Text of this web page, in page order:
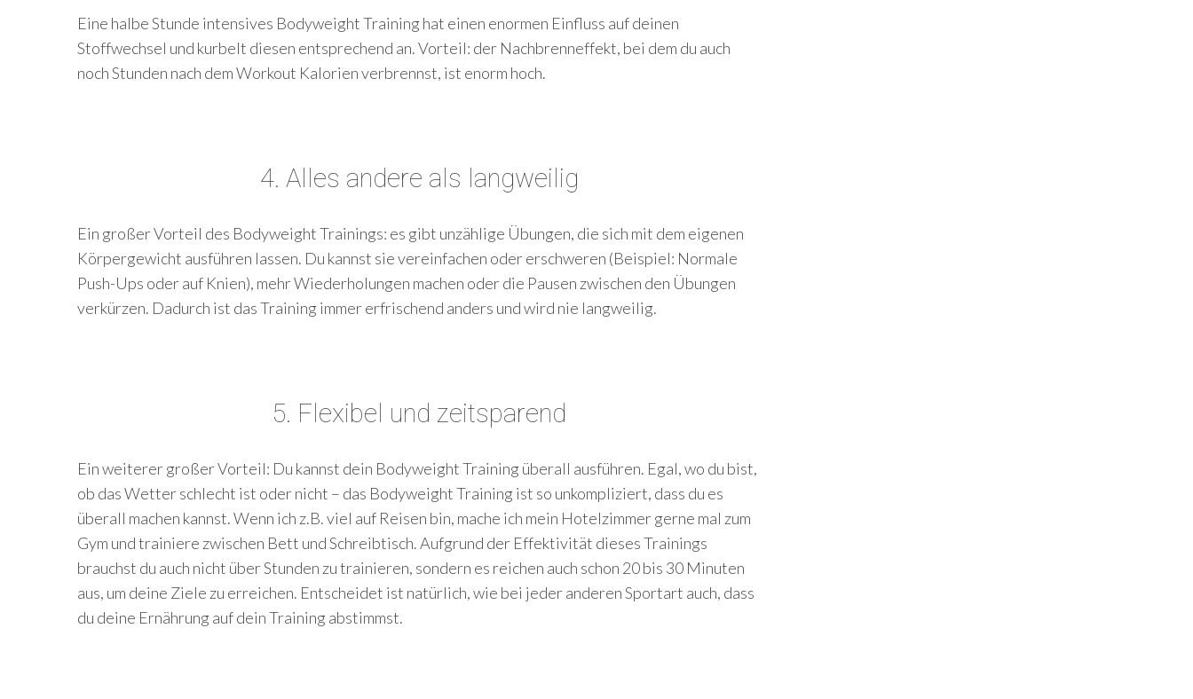
Eine halbe Stunde intensives Bodyweight Training hat einen enormen Einfluss auf deinen
Stoffwechsel und kurbelt diesen entsprechend an. Vorteil: der Nachbrenneffekt, bei dem du auch
noch Stunden nach dem Workout Kalorien verbrennst, ist enorm hoch.
4. Alles andere als langweilig
Ein großer Vorteil des Bodyweight Trainings: es gibt unzählige Übungen, die sich mit dem eigenen
Körpergewicht ausführen lassen. Du kannst sie vereinfachen oder erschweren (Beispiel: Normale
Push-Ups oder auf Knien), mehr Wiederholungen machen oder die Pausen zwischen den Übungen
verkürzen. Dadurch ist das Training immer erfrischend anders und wird nie langweilig.
5. Flexibel und zeitsparend
Ein weiterer großer Vorteil: Du kannst dein Bodyweight Training überall ausführen. Egal, wo du bist,
ob das Wetter schlecht ist oder nicht – das Bodyweight Training ist so unkompliziert, dass du es
überall machen kannst. Wenn ich z.B. viel auf Reisen bin, mache ich mein Hotelzimmer gerne mal zum
Gym und trainiere zwischen Bett und Schreibtisch. Aufgrund der Effektivität dieses Trainings
brauchst du auch nicht über Stunden zu trainieren, sondern es reichen auch schon 20 bis 30 Minuten
aus, um deine Ziele zu erreichen. Entscheidet ist natürlich, wie bei jeder anderen Sportart auch, dass
du deine Ernährung auf dein Training abstimmst.
f
o